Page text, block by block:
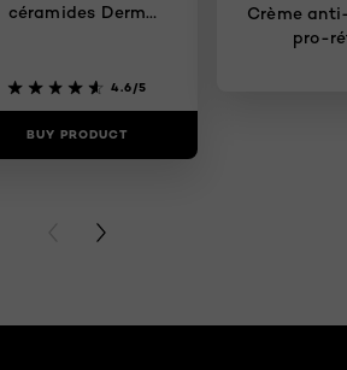
céramides Derm
4.6/5
BUY PRODUCT
Crème
pro-
PREVIOUS CARD
NEXT CARD